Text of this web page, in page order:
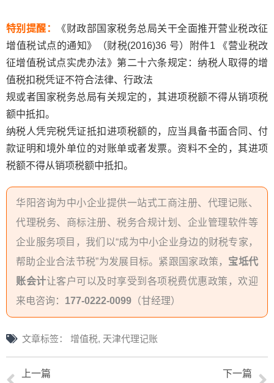
特别提醒：
《财政部国家税务总局关干全面推开营业税改征
增值税试点的通知》（财税(2016)36 号）附件1 《营业税改
征增值税试点实虎办法》第二十六条规定：纳税人取得的增
值税扣税凭证不符合法律、行政法
规或者国家税务总局有关规定的，其进项税额不得从销项税
额中抵扣。
纳税人凭完税凭证抵扣进项税额的，应当具备书面合同、付
款证明和境外单位的对账单或者发票。资料不全的，其进项
税额不得从销项税额中抵扣。
华阳咨询为中小企业提供一站式工商注册、代理记账、
代理税务、商标注册、税务合规计划、企业管理软件等
企业服务项目，我们以“成为中小企业身边的财税专家，
帮助企业合法节税”为发展目标。紧跟国家政策， 宝坻代
账会计让客户可以及时享受到各项税费优惠政策，欢迎
来电咨询： 177-0222-0099 （甘经理）
文章标签： 增值税, 天津代理记账
上一篇
下一篇